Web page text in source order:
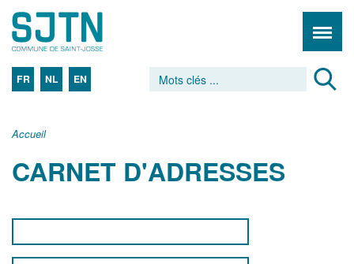
FR NL EN
Accueil
CARNET D'ADRESSES